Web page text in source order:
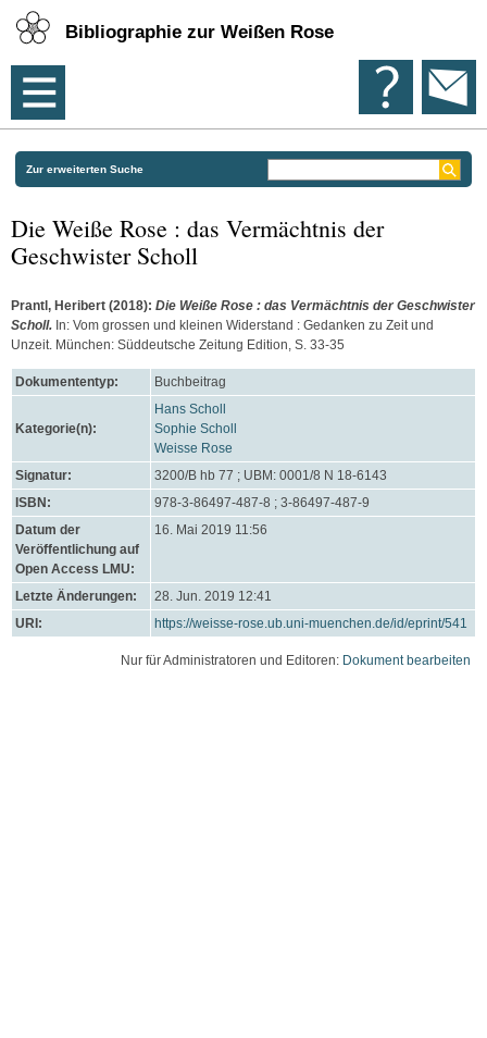
Bibliographie zur Weißen Rose
Zur erweiterten Suche
Die Weiße Rose : das Vermächtnis der
Geschwister Scholl
Prantl, Heribert (2018): Die Weiße Rose : das Vermächtnis der Geschwister
Scholl. In: Vom grossen und kleinen Widerstand : Gedanken zu Zeit und
Unzeit. München: Süddeutsche Zeitung Edition, S. 33-35
Dokumententyp: Buchbeitrag
Kategorie(n):
Hans Scholl
Sophie Scholl
Weisse Rose
Signatur:
3200/B hb 77 ; UBM: 0001/8 N 18-6143
ISBN:
978-3-86497-487-8 ; 3-86497-487-9
Datum der
Veröffentlichung auf
Open Access LMU:
16. Mai 2019 11:56
Letzte Änderungen:
28. Jun. 2019 12:41
URI:
https://weisse-rose.ub.uni-muenchen.de/id/eprint/541
Nur für Administratoren und Editoren: Dokument bearbeiten